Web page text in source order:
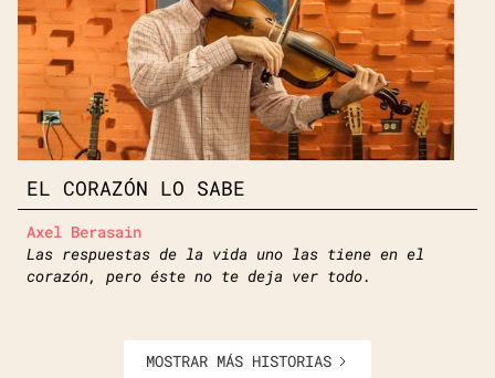
EL CORAZÓN LO SABE
Axel Berasain
Las respuestas de la vida uno las tiene en el
corazón, pero éste no te deja ver todo.
MOSTRAR MÁS HISTORIAS